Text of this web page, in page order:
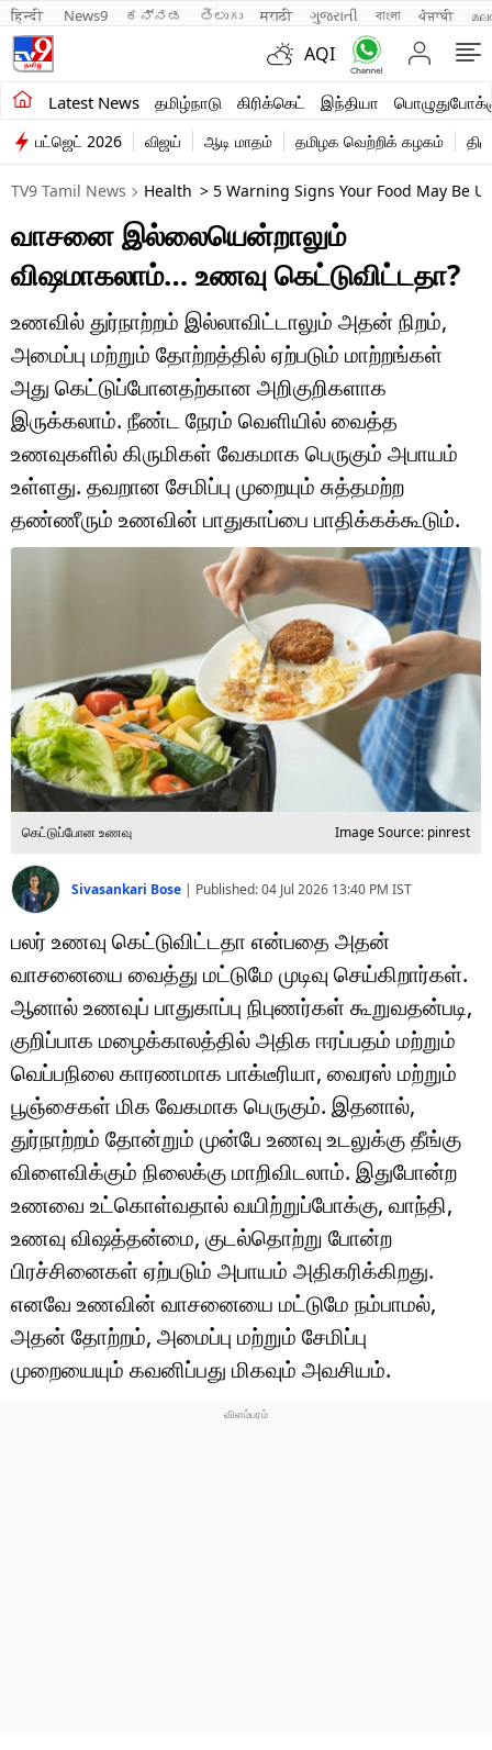
हिन्दी News9 ಕನ್ನಡ తెలుగు मराठी ગુજરાતી বাংলা ਪੰਜਾਬੀ
AQI
Latest News தமிழ்நாடு கிரிக்கெட் இந்தியா
சமீபத்திய செய்திகள்
தமிழ்நாடு
இந்தியா
உலகம்
விளையாட்டு
பொழுதுபோக்கு
லைஃப்ஸ்டைல்
வணிகம்
டெக்னாலஜி
ஆன்மீகம்
ஷார்ட் வீடியோஸ்
வலை கதைகள்
போட்டோ கேலரி
பட்ஜெட் 2026 விஜய் ஆடி மாதம் தமிழக வெற்றிக் கழகம்
TV9 Tamil News Health > 5 Warning Signs Your Food May Be
வாசனை இல்லையென்றாலும்
விஷமாகலாம்… உணவு கெட்டுவிட்டதா?
உணவில் துர்நாற்றம் இல்லாவிட்டாலும் அதன் நிறம்,
அமைப்பு மற்றும் தோற்றத்தில் ஏற்படும் மாற்றங்கள்
அது கெட்டுப்போனதற்கான அறிகுறிகளாக
இருக்கலாம். நீண்ட நேரம் வெளியில் வைத்த
உணவுகளில் கிருமிகள் வேகமாக பெருகும் அபாயம்
உள்ளது. தவறான சேமிப்பு முறையும் சுத்தமற்ற
தண்ணீரும் உணவின் பாதுகாப்பை பாதிக்கக்கூடும்.
கெட்டுப்போன உணவு Image Source: pinrest
Sivasankari Bose | Published:04 Jul 2026 13:40 PM IST
பலர் உணவு கெட்டுவிட்டதா என்பதை அதன்
வாசனையை வைத்து மட்டுமே முடிவு செய்கிறார்கள்.
ஆனால் உணவுப் பாதுகாப்பு நிபுணர்கள் கூறுவதன்படி,
குறிப்பாக மழைக்காலத்தில் அதிக ஈரப்பதம் மற்றும்
வெப்பநிலை காரணமாக பாக்டீரியா, வைரஸ் மற்றும்
பூஞ்சைகள் மிக வேகமாக பெருகும். இதனால்,
துர்நாற்றம் தோன்றும் முன்பே உணவு உடலுக்கு தீங்கு
விளைவிக்கும் நிலைக்கு மாறிவிடலாம். இதுபோன்ற
உணவை உட்கொள்வதால் வயிற்றுப்போக்கு, வாந்தி,
உணவு விஷத்தன்மை, குடல்தொற்று போன்ற
பிரச்சினைகள் ஏற்படும் அபாயம் அதிகரிக்கிறது.
எனவே உணவின் வாசனையை மட்டுமே நம்பாமல்,
அதன் தோற்றம், அமைப்பு மற்றும் சேமிப்பு
முறையையும் கவனிப்பது மிகவும் அவசியம்.